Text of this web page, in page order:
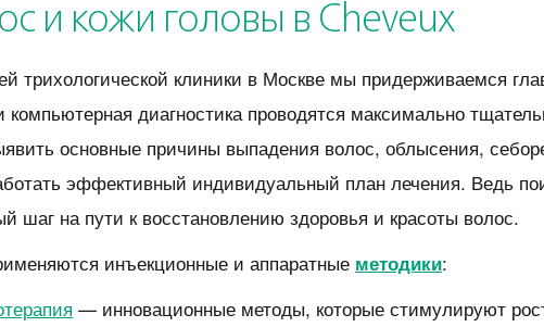
и кожи головы в Cheveux
трихологической клиники в Москве мы придерживаемся
компьютерная диагностика проводятся максимально
основные причины выпадения волос, облысения,
эффективный индивидуальный план лечения. Ведь
шаг на пути к восстановлению здоровья и красоты волос.
инъекционные и аппаратные методики:
— инновационные методы, которые стимулируют